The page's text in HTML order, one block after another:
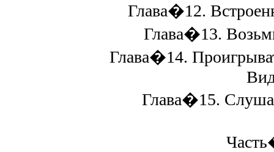
Глава�12.
Глава�13.
Глава�14.
Глава�15.